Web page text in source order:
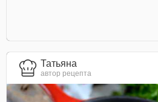
Татьяна
автор рецепта